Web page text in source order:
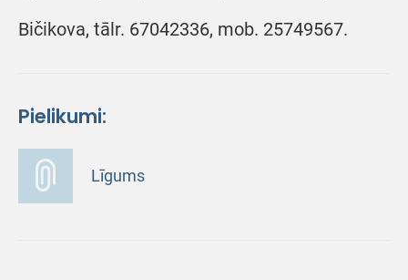
Bičikova, tālr. 67042336, mob. 25749567.
Pielikumi:
Līgums